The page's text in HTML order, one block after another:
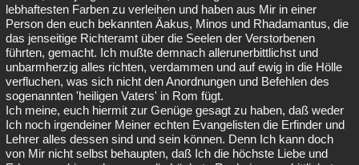
lebhaftesten Farben zu verleihen und haben aus Mir in einer
Person den euch bekannten Äakus, Minos und Rhadamantus, die
das jenseitige Richteramt über die Seelen der Verstorbenen
führten, gemacht. Ich mußte demnach allerunerbittlichst und
unbarmherzig alles richten, verdammen und auf ewig in die Hölle
verfluchen, was sich nicht den Anordnungen und Befehlen des
sogenannten 'heiligen Vaters' in Rom fügt.
Ich meine, euch hiermit zur Genüge gesagt zu haben, daß weder
Ich noch irgendeiner Meiner echten Evangelisten die Erfinder und
Lehrer alles dessen sind und sein können. Denn Ich kann doch
von Mir nicht selbst behaupten, daß Ich die höchste Liebe und